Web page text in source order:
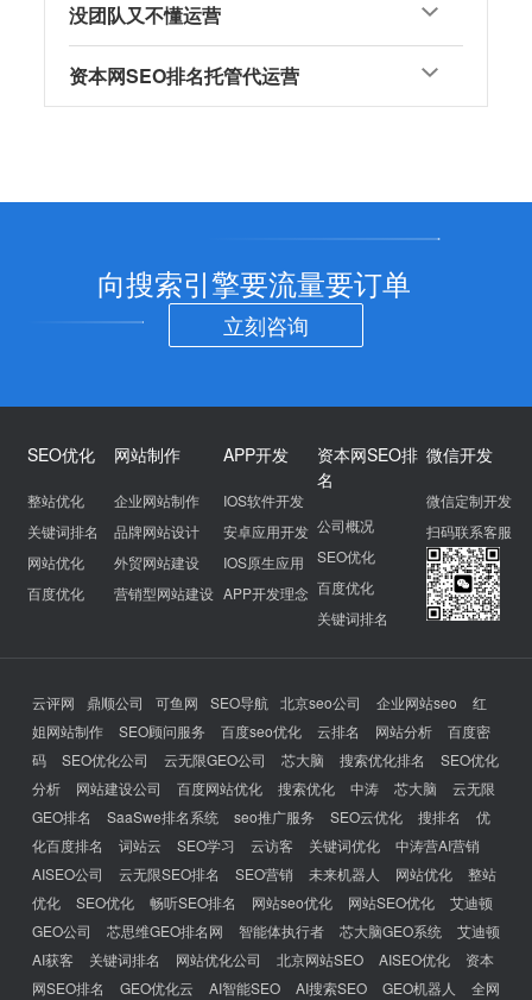
没团队又不懂运营
资本网SEO排名托管代运营
向搜索引擎要流量要订单
立刻咨询
SEO优化
整站优化
关键词排名
网站优化
百度优化
网站制作
企业网站制作
品牌网站设计
外贸网站建设
营销型网站建设
APP开发
IOS软件开发
安卓应用开发
IOS原生应用
APP开发理念
资本网SEO排
名
公司概况
SEO优化
百度优化
关键词排名
微信开发
微信定制开发
扫码联系客服
云评网 鼎顺公司 可鱼网 SEO导航 北京seo公司 企业网站seo
红
姐网站制作
SEO顾问服务 百度seo优化 云排名 网站分析
百度密
码
SEO优化公司 云无限GEO公司 芯大脑 搜索优化排名
SEO优化
分析
网站建设公司 百度网站优化 搜索优化 中涛 芯大脑
云无限
GEO排名
SaaSwe排名系统 seo推广服务 SEO云优化 搜排名
优
化百度排名
词站云 SEO学习 云访客 关键词优化
中涛营AI营销
AISEO公司
云无限SEO排名 SEO营销 未来机器人 网站优化
整站
优化
SEO优化 畅听SEO排名 网站seo优化 网站SEO优化
艾迪顿
GEO公司
芯思维GEO排名网 智能体执行者 芯大脑GEO系统
艾迪顿
AI获客
关键词排名 网站优化公司 北京网站SEO AISEO优化
资本
网SEO排名
GEO优化云 AI智能SEO AI搜索SEO GEO机器人 全网